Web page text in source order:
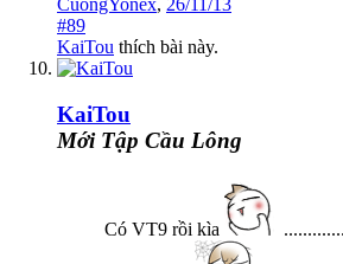
CuongYonex, 26/11/13
#89
KaiTou thích bài này.
KaiTou
Mới Tập Cầu Lông
Có VT9 rồi kìa